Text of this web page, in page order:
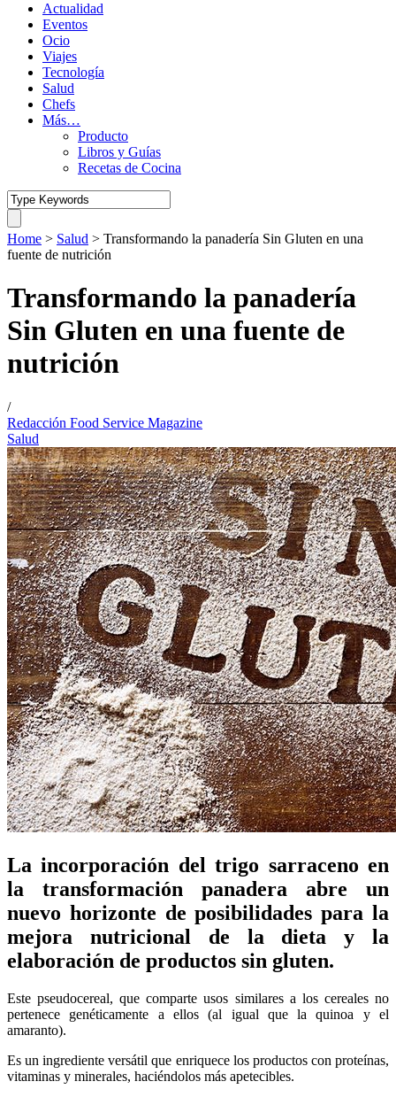
Actualidad
Eventos
Ocio
Viajes
Tecnología
Salud
Chefs
Más…
Producto
Libros y Guías
Recetas de Cocina
Home > Salud > Transformando la panadería Sin Gluten en una
fuente de nutrición
Transformando la panadería
Sin Gluten en una fuente de
nutrición
/
Redacción Food Service Magazine
Salud
La incorporación del trigo sarraceno en
la transformación panadera abre un
nuevo horizonte de posibilidades para la
mejora nutricional de la dieta y la
elaboración de productos sin gluten.
Este pseudocereal, que comparte usos similares a los cereales no
pertenece genéticamente a ellos (al igual que la quinoa y el
amaranto).
Es un ingrediente versátil que enriquece los productos con proteínas,
vitaminas y minerales, haciéndolos más apetecibles.